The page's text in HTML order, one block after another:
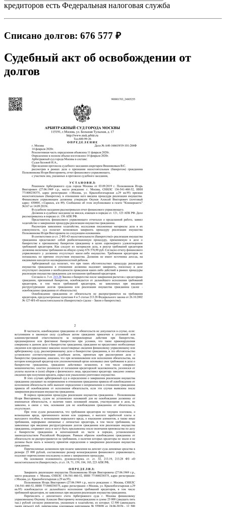
кредиторов есть Федеральная налоговая служба
Списано долгов: 676 577 ₽
Судебный акт об освобождении от
долгов